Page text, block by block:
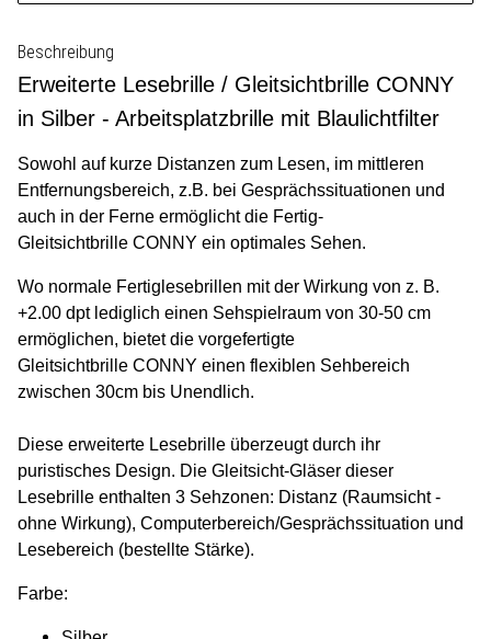
Beschreibung
Erweiterte Lesebrille / Gleitsichtbrille CONNY
in Silber - Arbeitsplatzbrille mit Blaulichtfilter
Sowohl auf kurze Distanzen zum Lesen, im mittleren
Entfernungsbereich, z.B. bei Gesprächssituationen und
auch in der Ferne ermöglicht die Fertig-
Gleitsichtbrille CONNY ein optimales Sehen.
Wo normale Fertiglesebrillen mit der Wirkung von z. B.
+2.00 dpt lediglich einen Sehspielraum von 30-50 cm
ermöglichen, bietet die vorgefertigte
Gleitsichtbrille CONNY einen flexiblen Sehbereich
zwischen 30cm bis Unendlich.
Diese erweiterte Lesebrille überzeugt durch ihr
puristisches Design. Die Gleitsicht-Gläser dieser
Lesebrille enthalten 3 Sehzonen: Distanz (Raumsicht -
ohne Wirkung), Computerbereich/Gesprächssituation und
Lesebereich (bestellte Stärke).
Farbe: